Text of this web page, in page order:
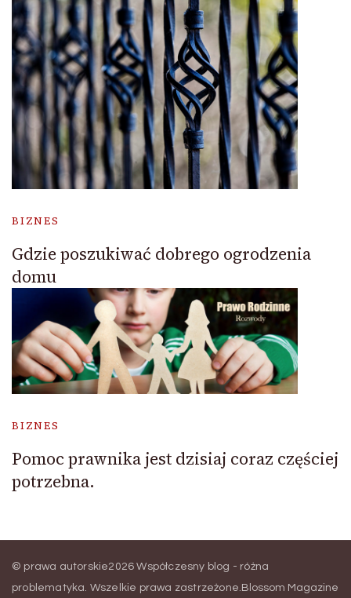
BIZNES
Gdzie poszukiwać dobrego ogrodzenia
domu
BIZNES
Pomoc prawnika jest dzisiaj coraz częściej
potrzebna.
© prawa autorskie2026Współczesny blog - różna
problematyka. Wszelkie prawa zastrzeżone. Blossom Magazine